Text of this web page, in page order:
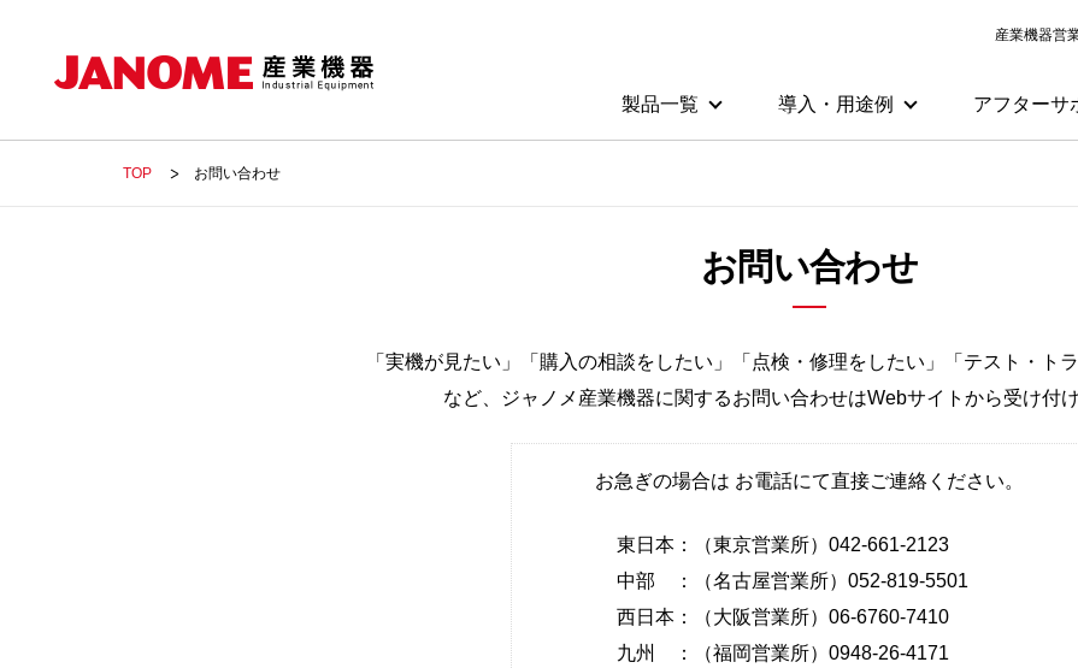
産業機器営
製品一覧 導入・用途例 アフターサ
TOP お問い合わせ
お問い合わせ
「実機が見たい」「購入の相談をしたい」「点検・修理をしたい」「テスト・ト
など、ジャノメ産業機器に関するお問い合わせはWebサイトから受け付け
お急ぎの場合は お電話にて直接ご連絡ください。
東日本：（東京営業所）042-661-2123
中部 ：（名古屋営業所）052-819-5501
西日本：（大阪営業所）06-6760-7410
九州 ：（福岡営業所）0948-26-4171